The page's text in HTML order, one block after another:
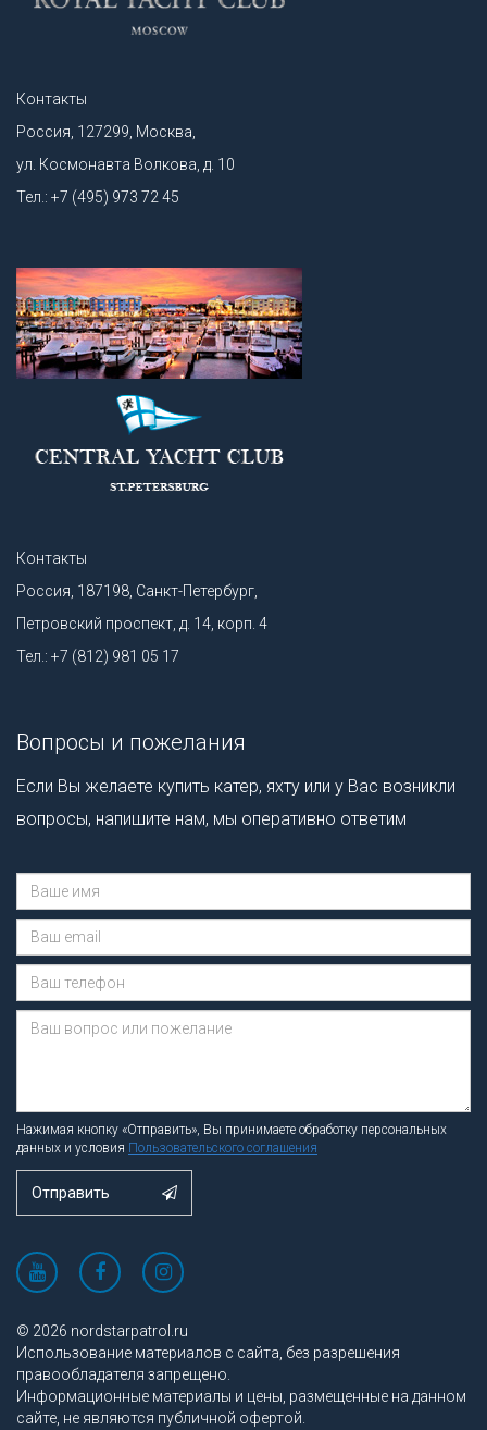
Контакты
Россия, 127299, Москва,
ул. Космонавта Волкова, д. 10
Тел.: +7 (495) 973 72 45
Контакты
Россия, 187198, Санкт-Петербург,
Петровский проспект, д. 14, корп. 4
Тел.: +7 (812) 981 05 17
Вопросы и пожелания
Если Вы желаете купить катер, яхту или у Вас возникли
вопросы, напишите нам, мы оперативно ответим
Нажимая кнопку «Отправить», Вы принимаете обработку персональных
данных и условия Пользовательского соглашения
Отправить
© 2026 nordstarpatrol.ru
Использование материалов с сайта, без разрешения
правообладателя запрещено.
Информационные материалы и цены, размещенные на данном
сайте, не являются публичной офертой.